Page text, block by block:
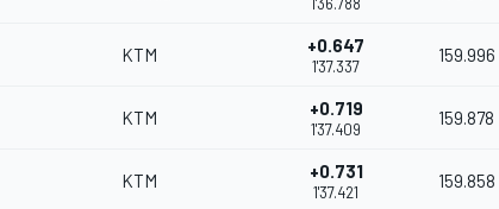
KTM +0.647
1'37.337
159.996
KTM +0.719
1'37.409
159.878
KTM +0.731
1'37.421
159.858